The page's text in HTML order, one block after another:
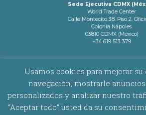
Sede Ejecutiva CDMX
World Trade Center
Calle Montecito 38. Piso 2,
Colonia Nápoles.
03810 CDMX (México)
+34 619 513 379
Copyright © 2026 Latam Networks. Todos los
Usamos cookies para mejorar
navegación, mostrarle
personalizados y analizar nuestro
“Aceptar todo” usted da su